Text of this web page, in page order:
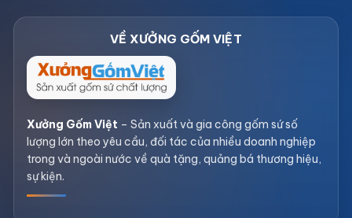
Xưởng Gốm Việt – Sản xuất và gia công gốm sứ số
lượng lớn theo yêu cầu, đối tác của nhiều doanh nghiệp
trong và ngoài nước về quà tặng, quảng bá thương hiệu,
sự kiện.